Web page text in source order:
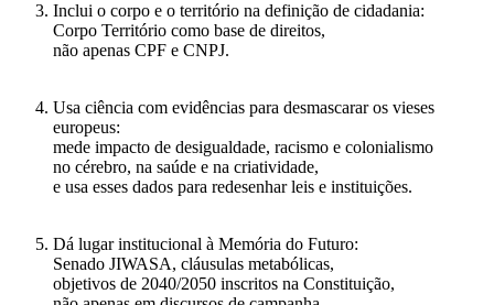
Inclui o corpo e o território na definição de cidadania:
Corpo Território como base de direitos,
não apenas CPF e CNPJ.
Usa ciência com evidências para desmascarar os vieses
europeus:
mede impacto de desigualdade, racismo e colonialismo
no cérebro, na saúde e na criatividade,
e usa esses dados para redesenhar leis e instituições.
Dá lugar institucional à Memória do Futuro:
Senado JIWASA, cláusulas metabólicas,
objetivos de 2040/2050 inscritos na Constituição,